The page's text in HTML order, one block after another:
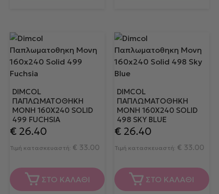
DIMCOL
ΠΑΠΛΩΜΑΤΟΘΗΚΗ
ΜΟΝΗ 160X240 SOLID
499 FUCHSIA
€ 26.40
Τιμή κατασκευαστή: € 33.00
ΣΤΟ ΚΑΛΑΘΙ
DIMCOL
ΠΑΠΛΩΜΑΤΟΘΗΚΗ
ΜΟΝΗ 160X240 SOLID
498 SKY BLUE
€26.40
Τιμή κατασκευαστή: € 33.00
ΣΤΟ ΚΑΛΑΘΙ